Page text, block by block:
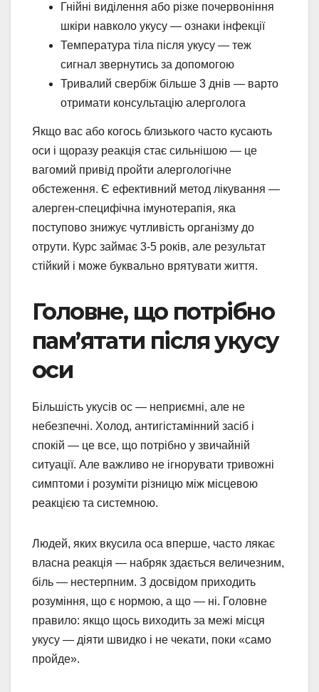
Гнійні виділення або різке почервоніння
шкіри навколо укусу — ознаки інфекції
Температура тіла після укусу — теж
сигнал звернутись за допомогою
Тривалий свербіж більше 3 днів — варто
отримати консультацію алерголога
Якщо вас або когось близького часто кусають
оси і щоразу реакція стає сильнішою — це
вагомий привід пройти алергологічне
обстеження. Є ефективний метод лікування —
алерген-специфічна імунотерапія, яка
поступово знижує чутливість організму до
отрути. Курс займає 3-5 років, але результат
стійкий і може буквально врятувати життя.
Головне, що потрібно
пам’ятати після укусу
оси
Більшість укусів ос — неприємні, але не
небезпечні. Холод, антигістамінний засіб і
спокій — це все, що потрібно у звичайній
ситуації. Але важливо не ігнорувати тривожні
симптоми і розуміти різницю між місцевою
реакцією та системною.
Людей, яких вкусила оса вперше, часто лякає
власна реакція — набряк здається величезним,
біль — нестерпним. З досвідом приходить
розуміння, що є нормою, а що — ні. Головне
правило: якщо щось виходить за межі місця
укусу — діяти швидко і не чекати, поки «само
пройде».